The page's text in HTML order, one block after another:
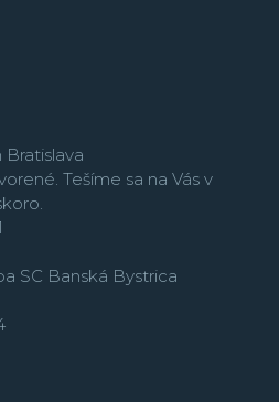
sa ako jedna z mála
do svojej slávnej minulosti, a
moderných interpretácií
potápačských hodiniek
ponúka kolekcia
Bratislava
Tešíme sa na Vás v
SC Banská Bystrica